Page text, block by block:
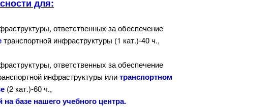
для:
ответственных за обеспечение
транспортной инфраструктуры (1 кат.)-40 ч.,
ответственных за обеспечение
инфраструктуры илитранспортном
(2 кат.)-60 ч.,
базе нашего учебного центра.